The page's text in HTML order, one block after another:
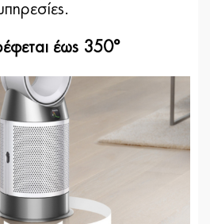
έως 350°